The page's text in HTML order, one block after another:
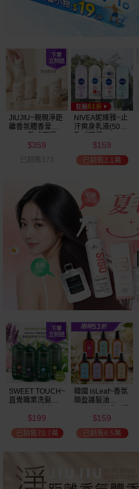
JIUJIU~親親淨距
離香氛體香膏
$359
已銷售373
NIVEA妮維雅~止
汗爽身乳液(50ml)
$159
已銷售2.1萬
SWEET TOUCH~
直覺職業洗髮精
選 全新包裝
$199
已銷售70.7萬
韓國 isLeaf~香氛
順盈護髮油
$159
已銷售6.5萬